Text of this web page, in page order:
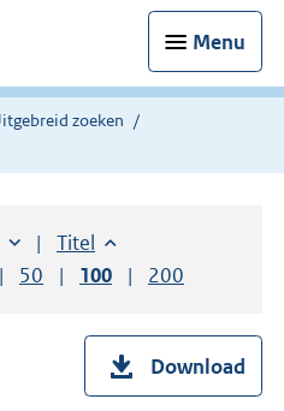
Menu
zoeken
op:
oplopendSorteer op:
Titel oplopend
per paginaper pagina
Toon
50 resultaten per pagina
Toon
100 resultaten per
Toon
200
Download